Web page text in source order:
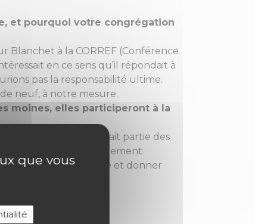
et pourquoi votre congrégation
Blanchet à la CORREF (Conférence
en ce sens qu’il répondait à
pas la responsabilité ultime.
neuf, à notre mesure.
moines, elles participeront à la
en oeuvre ce projet fait partie des
sera officiellement
à faire connaissance et donner
que vous